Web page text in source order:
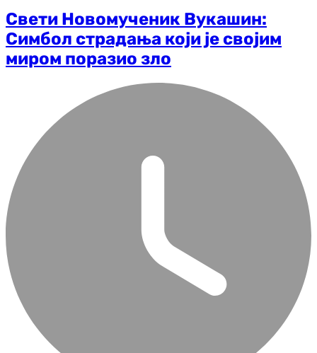
Свети Новомученик Вукашин:
Симбол страдања који је својим
миром поразио зло